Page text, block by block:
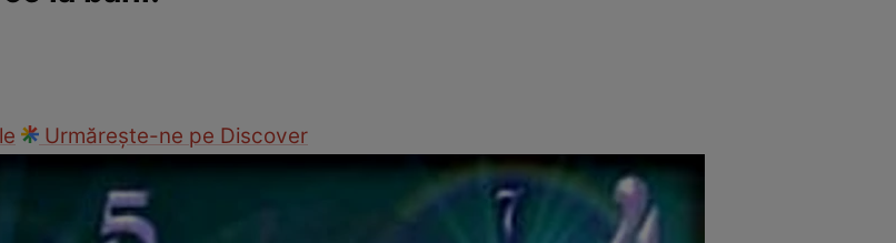
Urmărește-ne pe Discover